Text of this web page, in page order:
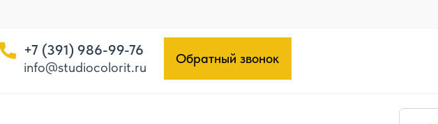
+7 (391) 986-99-76
info@studiocolorit.ru
Обратный звонок